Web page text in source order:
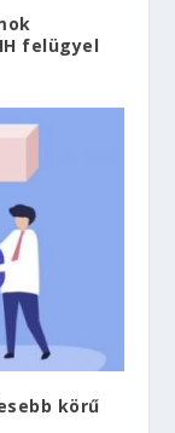
felügyel
körű